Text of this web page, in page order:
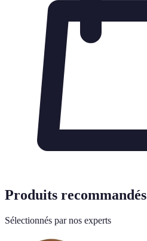
Produits recommandés
Sélectionnés par nos experts